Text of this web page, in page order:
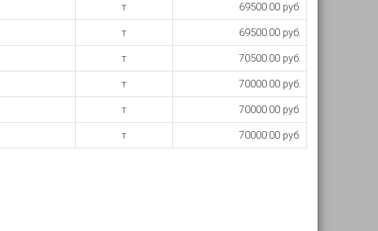
т 69500.00 руб.
т 69500.00 руб.
т 70500.00 руб.
т 70000.00 руб.
т 70000.00 руб.
т 70000.00 руб.